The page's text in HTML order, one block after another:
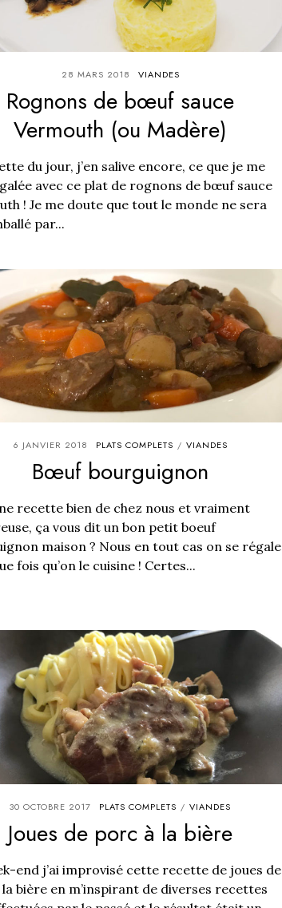
28 MARS 2018 VIANDES
Rognons de bœuf sauce
Vermouth (ou Madère)
du jour, j’en salive encore, ce que je me
avec ce plat de rognons de bœuf sauce
! Je me doute que tout le monde ne sera
par...
6 JANVIER 2018 PLATS COMPLETS / VIANDES
Bœuf bourguignon
recette bien de chez nous et vraiment
ça vous dit un bon petit boeuf
maison ? Nous en tout cas on se régale
fois qu’on le cuisine ! Certes...
30 OCTOBRE 2017 PLATS COMPLETS / VIANDES
Joues de porc à la bière
end j’ai improvisé cette recette de joues de
bière en m’inspirant de diverses recettes